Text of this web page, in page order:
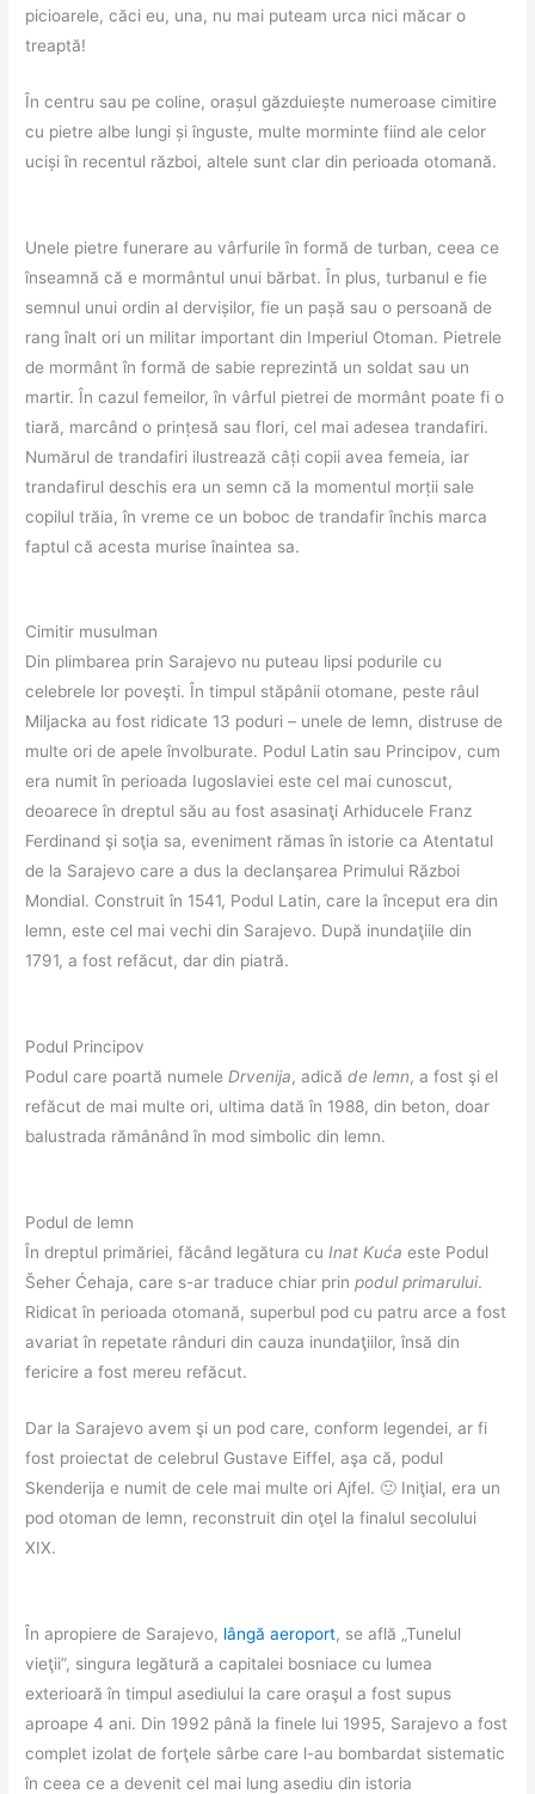
picioarele, căci eu, una, nu mai puteam urca nici măcar o
treaptă!
În centru sau pe coline, orașul găzduiește numeroase cimitire
cu pietre albe lungi și înguste, multe morminte fiind ale celor
uciși în recentul război, altele sunt clar din perioada otomană.
Unele pietre funerare au vârfurile în formă de turban, ceea ce
înseamnă că e mormântul unui bărbat. În plus, turbanul e fie
semnul unui ordin al dervișilor, fie un pașă sau o persoană de
rang înalt ori un militar important din Imperiul Otoman. Pietrele
de mormânt în formă de sabie reprezintă un soldat sau un
martir. În cazul femeilor, în vârful pietrei de mormânt poate fi o
tiară, marcând o prințesă sau flori, cel mai adesea trandafiri.
Numărul de trandafiri ilustrează câți copii avea femeia, iar
trandafirul deschis era un semn că la momentul morții sale
copilul trăia, în vreme ce un boboc de trandafir închis marca
faptul că acesta murise înaintea sa.
Cimitir musulman
Din plimbarea prin Sarajevo nu puteau lipsi podurile cu
celebrele lor poveşti. În timpul stăpânii otomane, peste râul
Miljacka au fost ridicate 13 poduri – unele de lemn, distruse de
multe ori de apele învolburate. Podul Latin sau Principov, cum
era numit în perioada Iugoslaviei este cel mai cunoscut,
deoarece în dreptul său au fost asasinaţi Arhiducele Franz
Ferdinand şi soţia sa, eveniment rămas în istorie ca Atentatul
de la Sarajevo care a dus la declanşarea Primului Război
Mondial. Construit în 1541, Podul Latin, care la început era din
lemn, este cel mai vechi din Sarajevo. După inundaţiile din
1791, a fost refăcut, dar din piatră.
Podul Principov
Podul care poartă numeleDrvenija, adicăde lemn, a fost şi el
refăcut de mai multe ori, ultima dată în 1988, din beton, doar
balustrada rămânând în mod simbolic din lemn.
Podul de lemn
În dreptul primăriei, făcând legătura cuInat Kuća este Podul
Šeher Ćehaja, care s-ar traduce chiar prinpodul primarului.
Ridicat în perioada otomană, superbul pod cu patru arce a fost
avariat în repetate rânduri din cauza inundaţiilor, însă din
fericire a fost mereu refăcut.
Dar la Sarajevo avem şi un pod care, conform legendei, ar fi
fost proiectat de celebrul Gustave Eiffel, aşa că, podul
Skenderija e numit de cele mai multe ori Ajfel. 🙂 Iniţial, era un
pod otoman de lemn, reconstruit din oţel la finalul secolului
XIX.
În apropiere de Sarajevo, lângă aeroport, se află „Tunelul
vieţii”, singura legătură a capitalei bosniace cu lumea
exterioară în timpul asediului la care oraşul a fost supus
aproape 4 ani. Din 1992 până la finele lui 1995, Sarajevo a fost
complet izolat de forţele sârbe care l-au bombardat sistematic
în ceea ce a devenit cel mai lung asediu din istoria